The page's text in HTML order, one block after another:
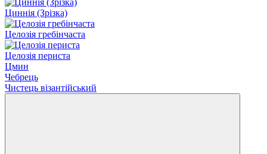
Циннія (Зрізка)
Целозія гребінчаста
Целозія периста
Цмин
Чебрець
Чистець візантійський